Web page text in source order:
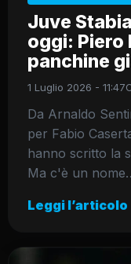
Juve
oggi: Piero
panchine
1 Luglio 2026 - 11:47
Da Arnaldo
per Fabio
hanno scritto la
Ma c'è un
Leggi l’articolo